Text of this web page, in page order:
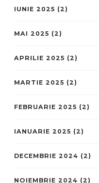
IUNIE 2025 (2)
MAI 2025 (2)
APRILIE 2025 (2)
MARTIE 2025 (2)
FEBRUARIE 2025 (2)
IANUARIE 2025 (2)
DECEMBRIE 2024 (2)
NOIEMBRIE 2024 (2)